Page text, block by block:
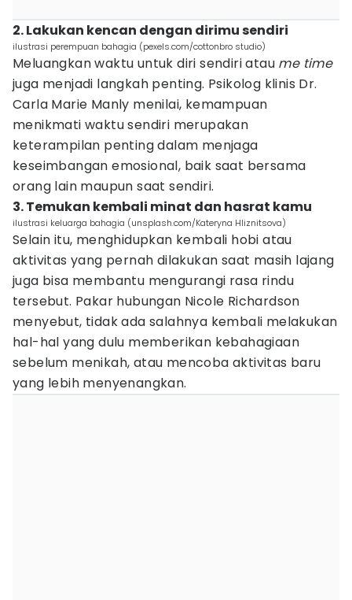
2. Lakukan kencan dengan dirimu sendiri
ilustrasi perempuan bahagia (pexels.com/cottonbro studio)
Meluangkan waktu untuk diri sendiri atau me time
juga menjadi langkah penting. Psikolog klinis Dr.
Carla Marie Manly menilai, kemampuan
menikmati waktu sendiri merupakan
keterampilan penting dalam menjaga
keseimbangan emosional, baik saat bersama
orang lain maupun saat sendiri.
3. Temukan kembali minat dan hasrat kamu
ilustrasi keluarga bahagia (unsplash.com/Kateryna Hliznitsova)
Selain itu, menghidupkan kembali hobi atau
aktivitas yang pernah dilakukan saat masih lajang
juga bisa membantu mengurangi rasa rindu
tersebut. Pakar hubungan Nicole Richardson
menyebut, tidak ada salahnya kembali melakukan
hal-hal yang dulu memberikan kebahagiaan
sebelum menikah, atau mencoba aktivitas baru
yang lebih menyenangkan.